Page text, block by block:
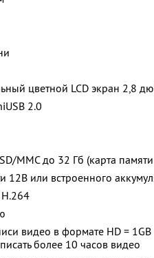
цветной LCD экран 2,8
2.0
MMC до 32 Гб (карта
12В или встроенного
Н.264
видео в формате HD = 1GB
более 10 часов видео